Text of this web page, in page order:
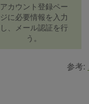
アカウント登録ペー
ジに必要情報を入力
し、メール認証を行
う。
参考: